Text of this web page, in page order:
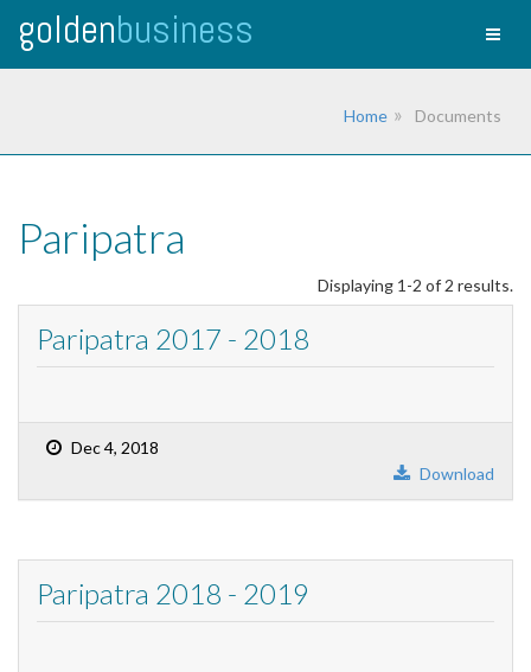
goldenbusiness
Home Documents
Paripatra
Displaying 1-2 of 2 results.
Paripatra 2017 - 2018
Dec 4, 2018
Download
Paripatra 2018 - 2019